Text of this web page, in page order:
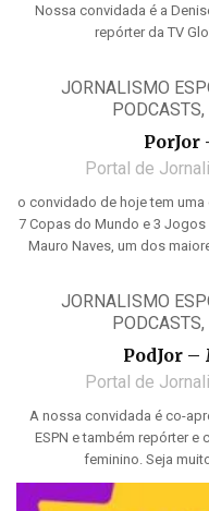
Nossa convidada é a
repórter da TV
JORNALISMO
PODCASTS,
PorJor
Portal de
o convidado de hoje tem uma
7 Copas do Mundo e 3
Mauro Naves, um dos
JORNALISMO
PODCASTS,
PodJor
Portal de
A nossa convidada é co-
ESPN e também repórter
feminino. Seja